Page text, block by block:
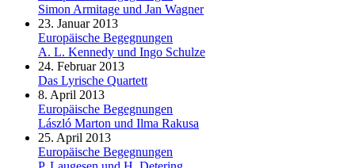
Simon Armitage und Jan Wagner
23. Januar 2013
Europäische Begegnungen
A. L. Kennedy und Ingo Schulze
24. Februar 2013
Das Lyrische Quartett
8. April 2013
Europäische Begegnungen
László Marton und Ilma Rakusa
25. April 2013
Europäische Begegnungen